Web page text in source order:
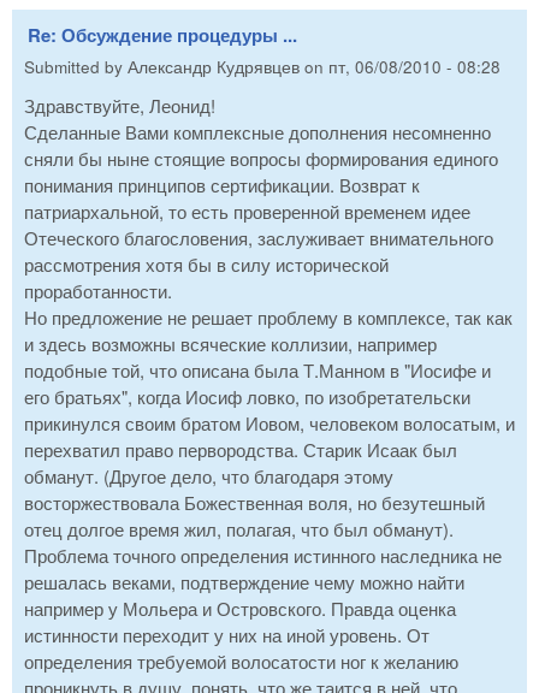
Re: Обсуждение процедуры ...
Submitted by Александр Кудрявцев on пт, 06/08/2010 - 08:28
Здравствуйте, Леонид!
Сделанные Вами комплексные дополнения несомненно
сняли бы ныне стоящие вопросы формирования единого
понимания принципов сертификации. Возврат к
патриархальной, то есть проверенной временем идее
Отеческого благословения, заслуживает внимательного
рассмотрения хотя бы в силу исторической
проработанности.
Но предложение не решает проблему в комплексе, так как
и здесь возможны всяческие коллизии, например
подобные той, что описана была Т.Манном в "Иосифе и
его братьях", когда Иосиф ловко, по изобретательски
прикинулся своим братом Иовом, человеком волосатым, и
перехватил право первородства. Старик Исаак был
обманут. (Другое дело, что благодаря этому
восторжествовала Божественная воля, но безутешный
отец долгое время жил, полагая, что был обманут).
Проблема точного определения истинного наследника не
решалась веками, подтверждение чему можно найти
например у Мольера и Островского. Правда оценка
истинности переходит у них на иной уровень. От
определения требуемой волосатости ног к желанию
проникнуть в душу, понять, что же таится в ней, что